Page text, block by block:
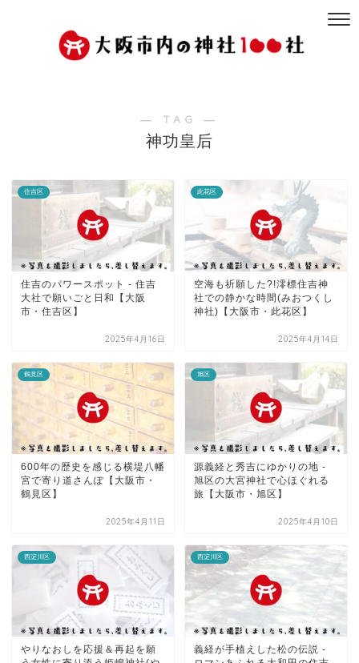
― TAG ―
神功皇后
住吉区
住吉のパワースポット - 住吉
大社で願いごと日和【大阪
市・住吉区】
2025年4月16日
此花区
空海も祈願した?!澪標住吉神
社での静かな時間(みおつくし
神社)【大阪市・此花区】
2025年4月14日
鶴見区
600年の歴史を感じる横堤八幡
宮で寄り道さんぽ【大阪市・
鶴見区】
2025年4月11日
旭区
源義経と秀吉にゆかりの地 -
旭区の大宮神社で心ほぐれる
旅【大阪市・旭区】
2025年4月10日
西淀川区
やりなおしを応援＆再起を願
西淀川区
義経が手植えした松の伝説 -